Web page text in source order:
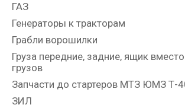
ГАЗ
Генераторы к тракторам
Грабли ворошилки
Груза передние, задние, ящик
грузов
Запчасти до стартеров МТЗ ЮМЗ Т-
ЗИЛ